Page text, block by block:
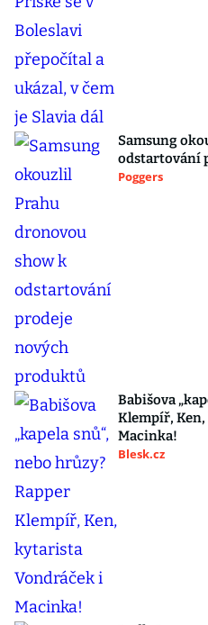
Samsung
odstartování
Poggers
Babišova
Klempíř,
Macinka!
Blesk.cz